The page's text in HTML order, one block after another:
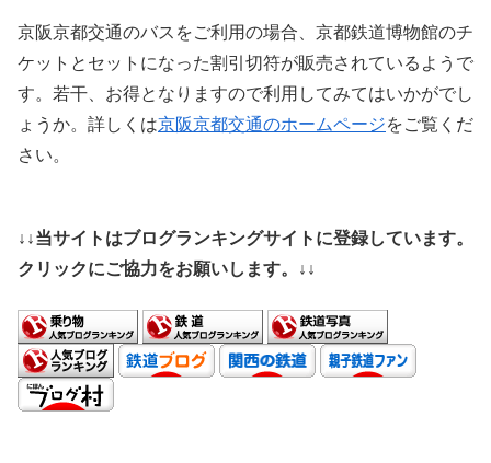
京阪京都交通のバスをご利用の場合、京都鉄道博物館のチ
ケットとセットになった割引切符が販売されているようで
す。若干、お得となりますので利用してみてはいかがでし
ょうか。詳しくは京阪京都交通のホームページをご覧くだ
さい。
↓↓当サイトはブログランキングサイトに登録しています。
クリックにご協力をお願いします。↓↓